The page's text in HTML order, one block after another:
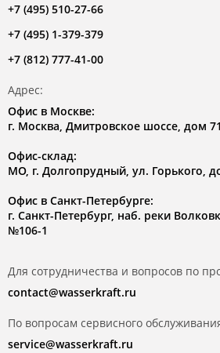
+7 (495) 510-27-66
+7 (495) 1-379-379
+7 (812) 777-41-00
Адрес:
Офис в Москве:
г. Москва, Дмитровское шоссе, дом
Офис-склад:
МО, г. Долгопрудный, ул. Горького,
Офис в Санкт-Петербурге:
г. Санкт-Петербург, наб. реки
№106-1
Для сотрудничества и вопросов по
contact@wasserkraft.ru
По вопросам сервисного
service@wasserkraft.ru